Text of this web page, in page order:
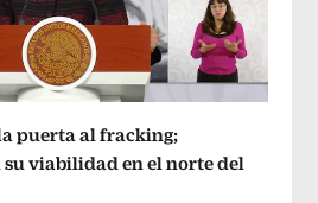
puerta al fracking;
viabilidad en el norte del